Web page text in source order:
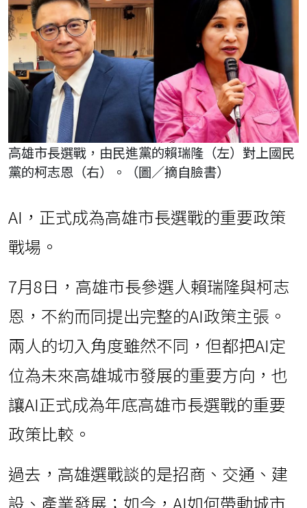
高雄市長選戰，由民進黨的賴瑞隆（左）對上國民
黨的柯志恩（右）。（圖／摘自臉書）
AI，正式成為高雄市長選戰的重要政策
戰場。
7月8日，高雄市長參選人賴瑞隆與柯志
恩，不約而同提出完整的AI政策主張。
兩人的切入角度雖然不同，但都把AI定
位為未來高雄城市發展的重要方向，也
讓AI正式成為年底高雄市長選戰的重要
政策比較。
過去，高雄選戰談的是招商、交通、建
設、產業發展；如今，AI如何帶動城市